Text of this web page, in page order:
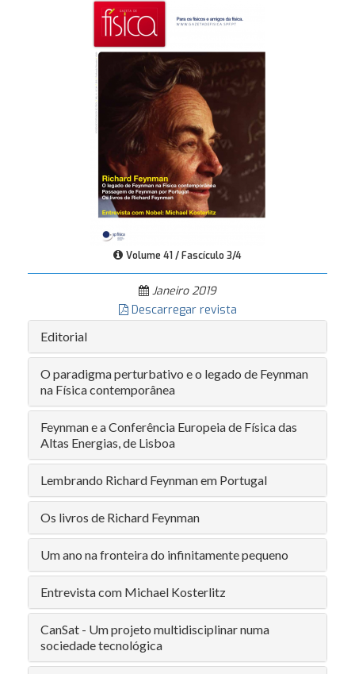
Volume 41 / Fascículo 3/4
Janeiro 2019
Descarregar revista
Editorial
O paradigma perturbativo e o legado de Feynman
na Física contemporânea
Feynman e a Conferência Europeia de Física das
Altas Energias, de Lisboa
Lembrando Richard Feynman em Portugal
Os livros de Richard Feynman
Um ano na fronteira do infinitamente pequeno
Entrevista com Michael Kosterlitz
CanSat - Um projeto multidisciplinar numa
sociedade tecnológica